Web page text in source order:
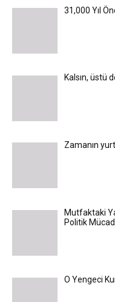
31,000 Yıl
Kalsın, üstü
Zamanın
Mutfaktaki
Politik
O Yengeci